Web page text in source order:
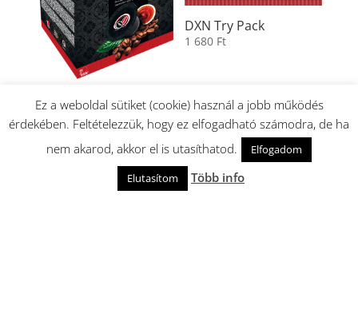
DXN Kapszulás Lingzhi
Black Coffee
3 775Ft
DXN Try Pack
1 680 Ft
Ez a weboldal sütiket (cookie) használ a jobb működés
érdekében. Feltételezzük, hogy ez elfogadható számodra, de ha
nem akarod, akkor el is utasíthatod.
Elfogadom
Elutasítom
Több info